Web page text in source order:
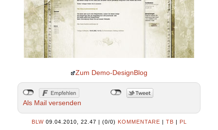
Zum Demo-DesignBlog
Als Mail versenden
BLW 09.04.2010, 22.47 | (0/0) KOMMENTARE | TB | PL